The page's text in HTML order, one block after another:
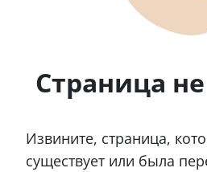
Страница
Извините, страница,
существует или была